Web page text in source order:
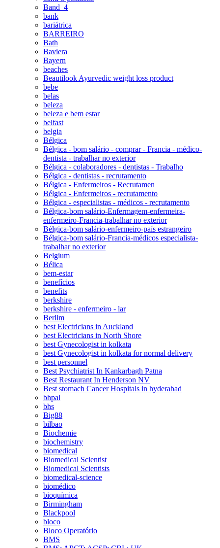
Band_4
bank
bariátrica
BARREIRO
Bath
Baviera
Bayern
beaches
Beautilook Ayurvedic weight loss product
bebe
belas
beleza
beleza e bem estar
belfast
belgia
Bélgica
Bélgica - bom salário - comprar - Francia - médico-
dentista - trabalhar no exterior
Bélgica - colaboradores - dentistas - Trabalho
Bélgica - dentistas - recrutamento
Bélgica - Enfermeiros - Recrutamen
Bélgica - Enfermeiros - recrutamento
Bélgica - especialistas - médicos - recrutamento
Bélgica-bom salário-Enfermagem-enfermeira-
enfermeiro-Francia-trabalhar no exterior
Bélgica-bom salário-enfermeiro-país estrangeiro
Bélgica-bom salário-Francia-médicos especialista-
trabalhar no exterior
Belgium
Bélica
bem-estar
benefícios
benefits
berkshire
berkshire - enfermeiro - lar
Berlim
best Electricians in Auckland
best Electricians in North Shore
best Gynecologist in kolkata
best Gynecologist in kolkata for normal delivery
best personnel
Best Psychiatrist In Kankarbagh Patna
Best Restaurant In Henderson NV
Best stomach Cancer Hospitals in hyderabad
bhpal
bhs
Big88
bilbao
Biochemie
biochemistry
biomedical
Biomedical Scientist
Biomedical Scientists
biomedical-science
biomédico
bioquímica
Birmingham
Blackpool
bloco
Bloco Operatório
BMS